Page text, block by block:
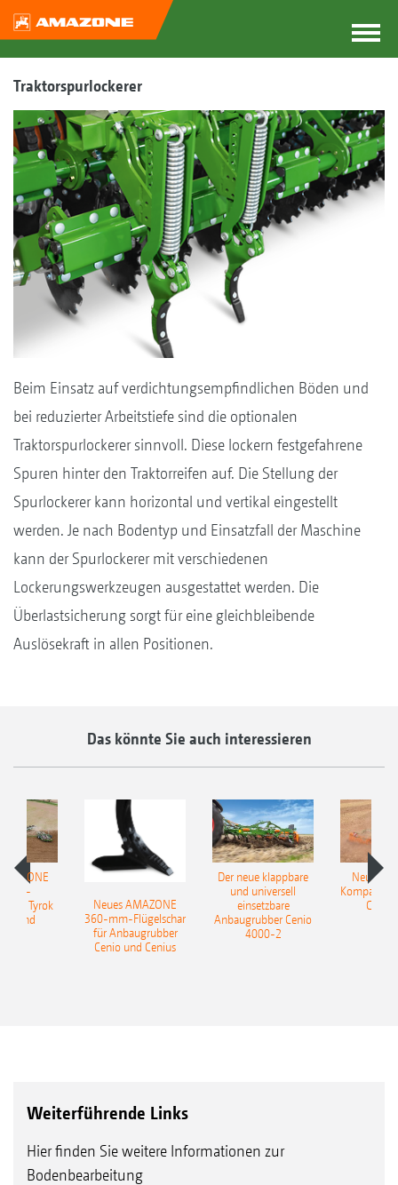
Traktorspurlockerer
Beim Einsatz auf verdichtungsempfindlichen Böden und
bei reduzierter Arbeitstiefe sind die optionalen
Traktorspurlockerer sinnvoll. Diese lockern festgefahrene
Spuren hinter den Traktorreifen auf. Die Stellung der
Spurlockerer kann horizontal und vertikal eingestellt
werden. Je nach Bodentyp und Einsatzfall der Maschine
kann der Spurlockerer mit verschiedenen
Lockerungswerkzeugen ausgestattet werden. Die
Überlastsicherung sorgt für eine gleichbleibende
Auslösekraft in allen Positionen.
Das könnte Sie auch interessieren
Tyrok
Neues AMAZONE
360-mm-Flügelschar
für Anbaugrubber
Cenio und Cenius
Der neue klappbare
und universell
einsetzbare
Anbaugrubber Cenio
4000-2
Neue
Weiterführende Links
Hier finden Sie weitere Informationen zur
Bodenbearbeitung